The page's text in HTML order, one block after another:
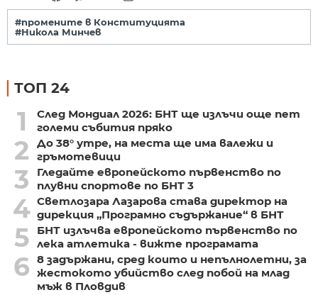
#промените в Конституцията
#Никола Минчев
ТОП 24
1
След Мондиал 2026: БНТ ще излъчи още пет
големи събития пряко
2
До 38° утре, на места ще има валежи и
гръмотевици
3
Гледайте европейското първенство по
плувни спортове по БНТ 3
4 Светлозара Лазарова става директор на
дирекция „Програмно съдържание“ в БНТ
5
БНТ излъчва европейското първенство по
лека атлетика - вижте програмата
6 8 задържани, сред които и непълнолетни, за
жестокото убийство след побой на млад
мъж в Пловдив